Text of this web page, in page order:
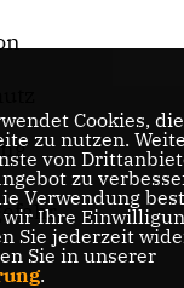
Cookies,
zu nutzen.
von
zu
Verwendung
Ihre
Sie jederzeit
Sie in unserer
.